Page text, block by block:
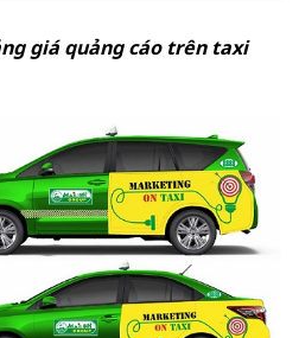
giá quảng cáo trên taxi